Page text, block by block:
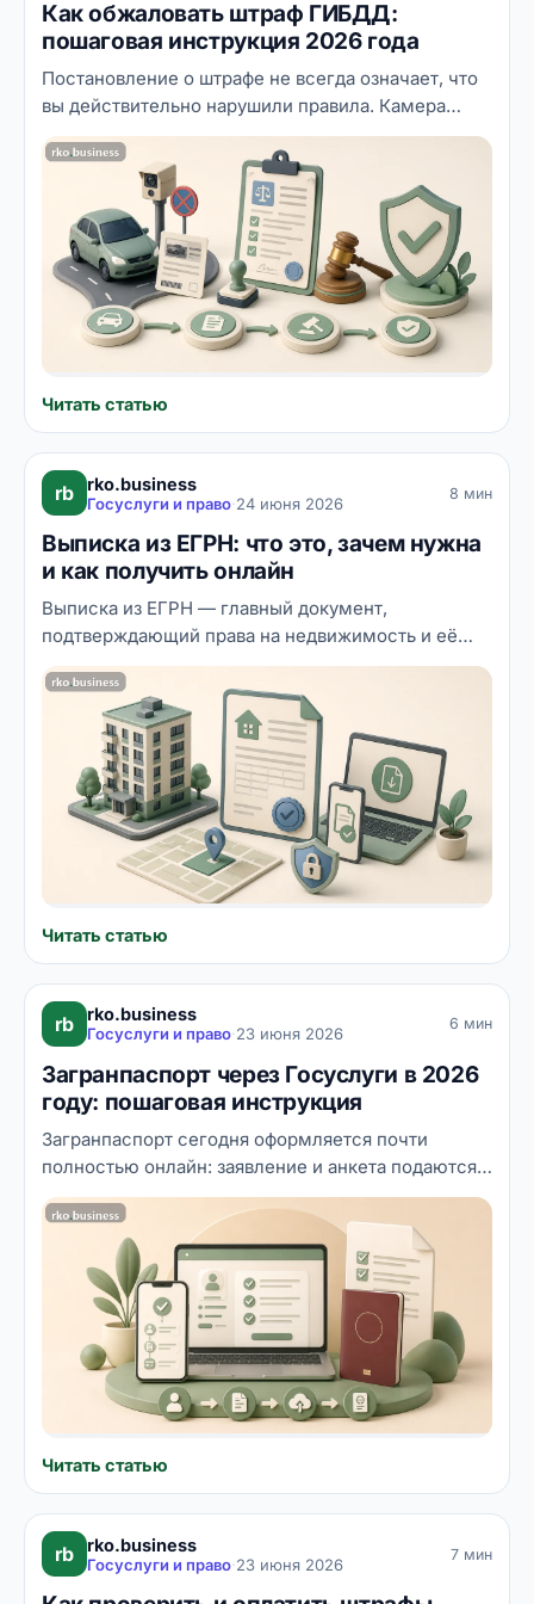
меняются, поэтому актуальные цифры всегда
стоит сверять в личном кабинете
налогоплательщика, на Госуслугах или напрямую
в ФНС.
Как обжаловать штраф ГИБДД:
пошаговая инструкция 2026 года
Постановление о штрафе не всегда означает, что
вы действительно нарушили правила. Камера
может ошибиться, автомобиль мог быть продан, а
за рулём — другой человек. Закон даёт водителю
право оспорить штраф, и в этой статье мы
разберём, как сделать это грамотно: в какие
сроки, по каким основаниям и через какие
инстанции подавать жалобу.
Читать статью
rb rko.business
Госуслуги и право·24 июня 2026
8 мин
Выписка из ЕГРН: что это, зачем нужна
и как получить онлайн
Выписка из ЕГРН — главный документ,
подтверждающий права на недвижимость и её
характеристики. Она нужна при покупке квартиры,
оформлении ипотеки, наследстве и десятках
других ситуаций. Разбираемся, какие бывают
виды выписок, что в них написано и как заказать
документ онлайн, не выходя из дома.
Читать статью
rb rko.business
Госуслуги и право·23 июня 2026
6 мин
Загранпаспорт через Госуслуги в 2026
году: пошаговая инструкция
Загранпаспорт сегодня оформляется почти
полностью онлайн: заявление и анкета подаются
через Госуслуги, а в подразделение МВД вы
приходите один-два раза — сфотографироваться и
забрать готовый документ. Разбираем по шагам,
чем отличается биометрический паспорт нового
образца от паспорта старого образца, какие
документы нужны, сколько составляет
госпошлина и сколько ждать готовности.
Читать статью
rb rko.business
Госуслуги и право·23 июня 2026
7 мин